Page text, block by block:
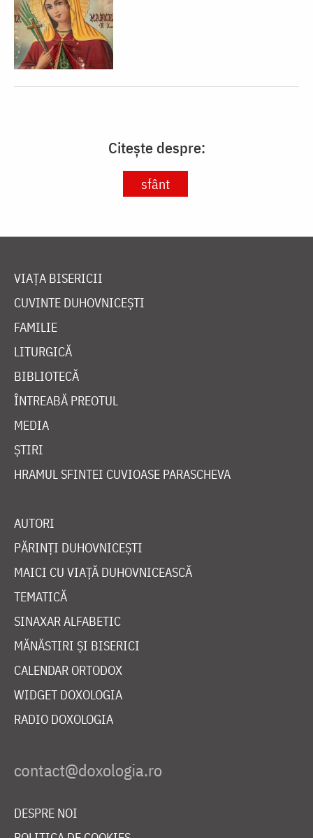
Citește despre:
sfânt
VIAȚA BISERICII
CUVINTE DUHOVNICEȘTI
FAMILIE
LITURGICĂ
BIBLIOTECĂ
ÎNTREABĂ PREOTUL
MEDIA
ȘTIRI
HRAMUL SFINTEI CUVIOASE PARASCHEVA
AUTORI
PĂRINȚI DUHOVNICEȘTI
MAICI CU VIAȚĂ DUHOVNICEASCĂ
TEMATICĂ
SINAXAR ALFABETIC
MĂNĂSTIRI ȘI BISERICI
CALENDAR ORTODOX
WIDGET DOXOLOGIA
RADIO DOXOLOGIA
DESPRE NOI